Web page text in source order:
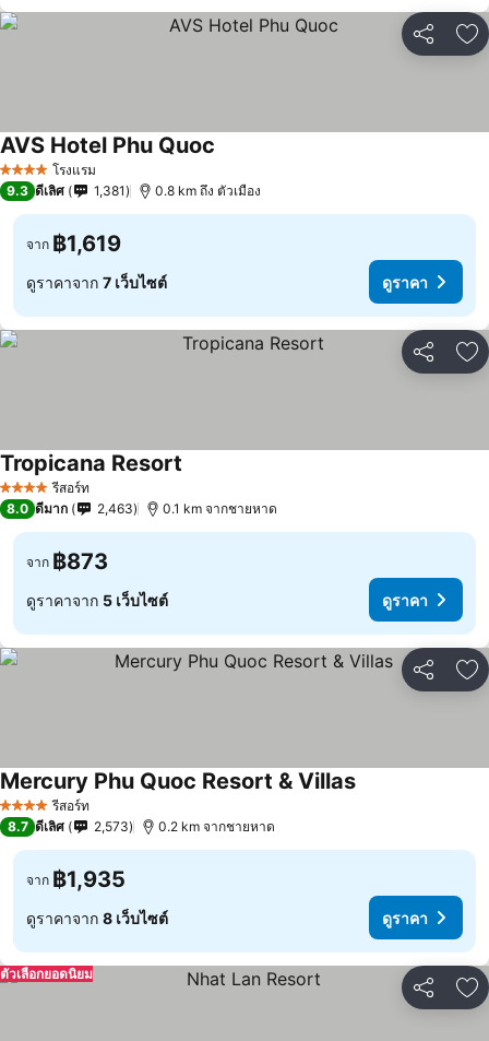
แชร์ เ
4 ดาว โรงแรม
AVS Hotel Phu Quoc
9.3 ดีเลิศ 1,381 0.8 km ถึง ตัวเมือง
จาก ฿1,619
ดูราคาจาก 7 เว็บไซต์ ดูราคา
แชร์ เ
4 ดาว รีสอร์ท
Tropicana Resort
8.0 ดีมาก 2,463 0.1 km จากชายหาด
จาก ฿873
ดูราคาจาก 5 เว็บไซต์ ดูราคา
แชร์ เ
4 ดาว รีสอร์ท
Mercury Phu Quoc Resort & Villas
8.7 ดีเลิศ 2,573 0.2 km จากชายหาด
จาก ฿1,935
ดูราคาจาก 8 เว็บไซต์ ดูราคา
แชร์ เ
ตัวเลือกยอดนิยม